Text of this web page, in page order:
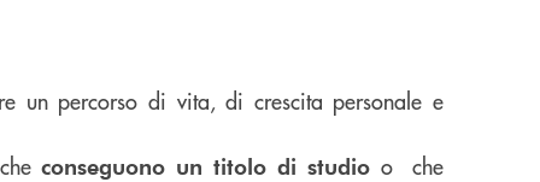
un percorso di vita, di crescita personale e
conseguono un titolo di studio o che